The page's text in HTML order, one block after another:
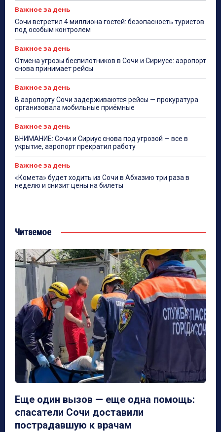
Важное за день
Сочи встретил 4 миллиона гостей: безопасность туристов
под особым контролем
Важное за день
Отмена угрозы беспилотников в Сочи и Сириусе: аэропорт
снова принимает рейсы
Важное за день
В аэропорту Сочи задерживаются рейсы — прокуратура
организовала мобильные приёмные
Важное за день
ВНИМАНИЕ: Сочи и Сириус снова под угрозой — все в
укрытие, аэропорт прекратил работу
Важное за день
«Комета» будет ходить из Сочи в Абхазию три раза в
неделю и снизит цены на билеты
Читаемое
Еще один вызов — еще одна помощь:
спасатели Сочи доставили
пострадавшую к врачам